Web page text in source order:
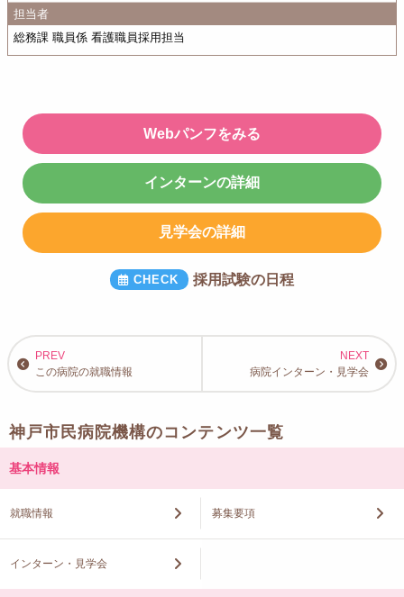
【石川県】
石川県立看護大学、金城大学、公立小松大学
【福井県】
山梨大学大学院
飯田女子短期大学、佐久大学、長野県看護大学
【愛知県】
愛知県立総合看護専門学校
【京都府】
京都看護大学、京都看護大学大学院、京都光華女子大学、京都聖カタリ
ナ高等学校、京都先端科学大学、京都大学、京都橘大学、京都中部総合
大学、京都保健衛生専門学校、同志社女子大学、日星高等学校、佛教大
学
藍野大学、藍野大学短期大学部、大阪青山大学、大阪医科大学、大阪医
専、大阪暁光高等学校、大阪赤十字看護専門学校、大阪大学、大阪大学
大学院、大阪府立看護大学、大阪府立大学、大阪府立大学大学院、関西
医療大学、近畿大学附属看護専門学校、四條畷学園大学、摂南大学、千
里金蘭大学、太成学院大学、宝塚大学、梅花女子大学、森ノ宮医療大
学、大和大学
担当者
総務課 職員係 看護職員採用担当
Webパンフをみる
インターンの詳細
見学会の詳細
採用試験の日程
この病院の就職情報 病院インターン・見学会
神戸市民病院機構のコンテンツ一覧
基本情報
就職情報 募集要項
インターン・見学会